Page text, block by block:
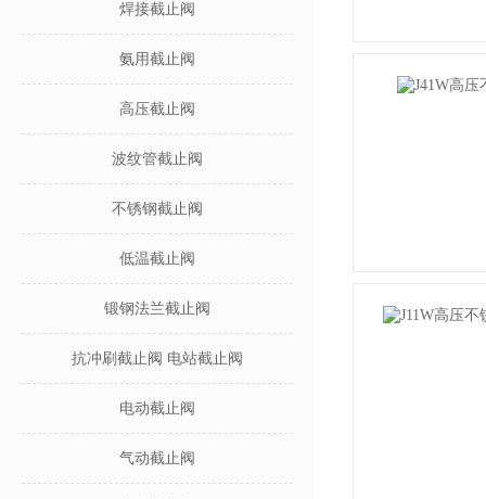
焊接截止阀
氨用截止阀
高压截止阀
波纹管截止阀
不锈钢截止阀
低温截止阀
锻钢法兰截止阀
抗冲刷截止阀 电站截止阀
电动截止阀
气动截止阀